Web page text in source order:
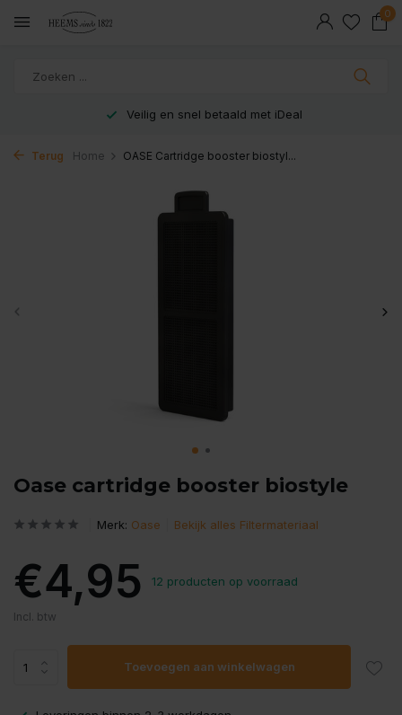
0
Veilig en snel betaald met iDeal
Terug Home OASE Cartridge booster biostyl...
Oase cartridge booster biostyle
Merk: Oase Bekijk alles Filtermateriaal
€4,95 12 producten op voorraad
Incl. btw
Toevoegen aan winkelwagen